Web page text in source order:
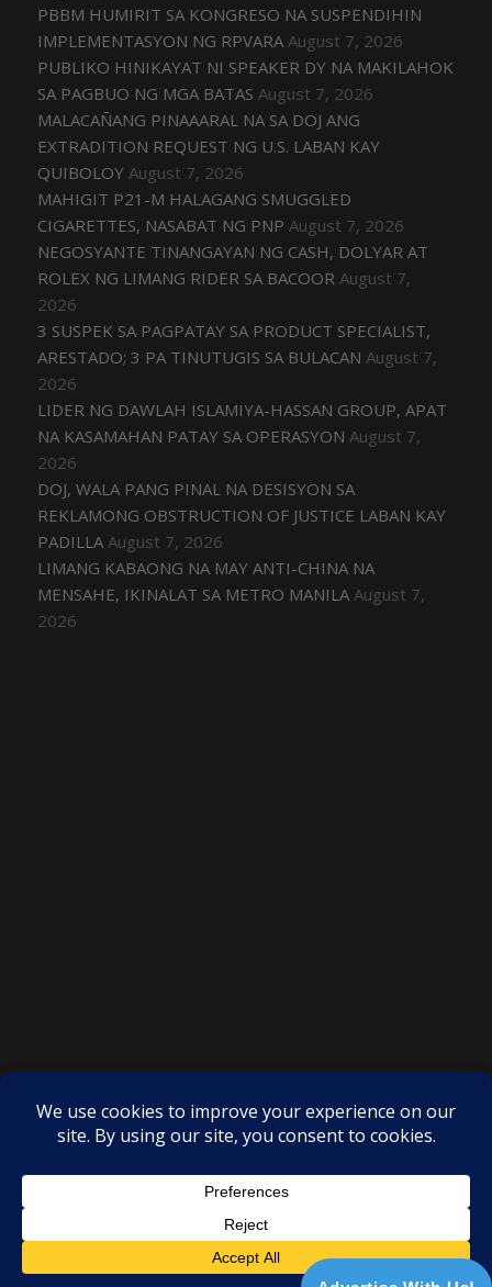
PBBM HUMIRIT SA KONGRESO NA SUSPENDIHIN
IMPLEMENTASYON NG RPVARA August 7, 2026
PUBLIKO HINIKAYAT NI SPEAKER DY NA MAKILAHOK
SA PAGBUO NG MGA BATAS August 7, 2026
MALACAÑANG PINAAARAL NA SA DOJ ANG
EXTRADITION REQUEST NG U.S. LABAN KAY
QUIBOLOY August 7, 2026
MAHIGIT P21-M HALAGANG SMUGGLED
CIGARETTES, NASABAT NG PNP August 7, 2026
NEGOSYANTE TINANGAYAN NG CASH, DOLYAR AT
ROLEX NG LIMANG RIDER SA BACOOR August 7,
2026
3 SUSPEK SA PAGPATAY SA PRODUCT SPECIALIST,
ARESTADO; 3 PA TINUTUGIS SA BULACAN August 7,
2026
LIDER NG DAWLAH ISLAMIYA-HASSAN GROUP, APAT
NA KASAMAHAN PATAY SA OPERASYON August 7,
2026
DOJ, WALA PANG PINAL NA DESISYON SA
REKLAMONG OBSTRUCTION OF JUSTICE LABAN KAY
PADILLA August 7, 2026
LIMANG KABAONG NA MAY ANTI-CHINA NA
MENSAHE, IKINALAT SA METRO MANILA August 7,
2026
Proudly powered by WordPress |Theme: SuperMag byAcme
Themes